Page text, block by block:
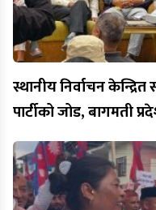
स्थानीय निर्वाचन
पार्टीको जोड, बागमती